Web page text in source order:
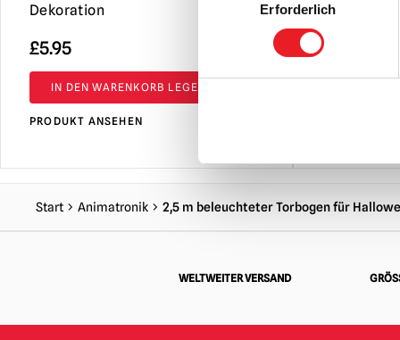
Erforderlich
Dekoration
£5.95
IN DEN WARENKORB LEGEN
PRODUKT ANSEHEN
mit Pfahl
£
Start Animatronik 2,5 m beleuchteter Torbogen für
WELTWEITER VERSAND